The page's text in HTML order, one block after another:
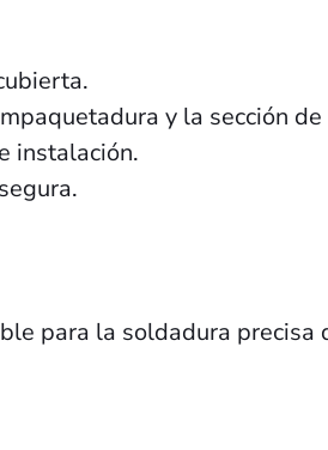
y la sección de
instalación.
para la soldadura